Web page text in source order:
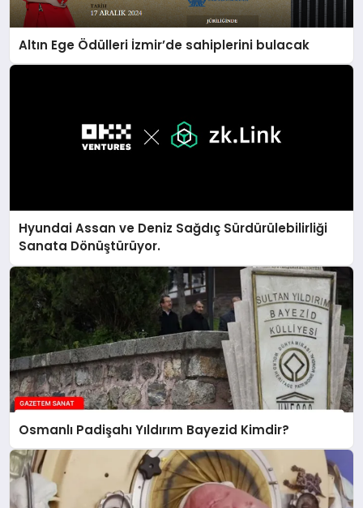
Altın Ege Ödülleri İzmir’de sahiplerini bulacak
Hyundai Assan ve Deniz Sağdıç Sürdürülebilirliği
Sanata Dönüştürüyor.
Osmanlı Padişahı Yıldırım Bayezid Kimdir?